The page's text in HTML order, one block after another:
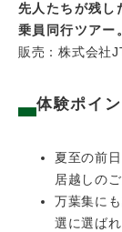
先人たちが残し
乗員同行ツアー
販売：株式会社
体験ポイン
夏至の前
居越しの
万葉集に
選に選ば